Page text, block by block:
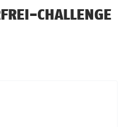
CHALLENGE